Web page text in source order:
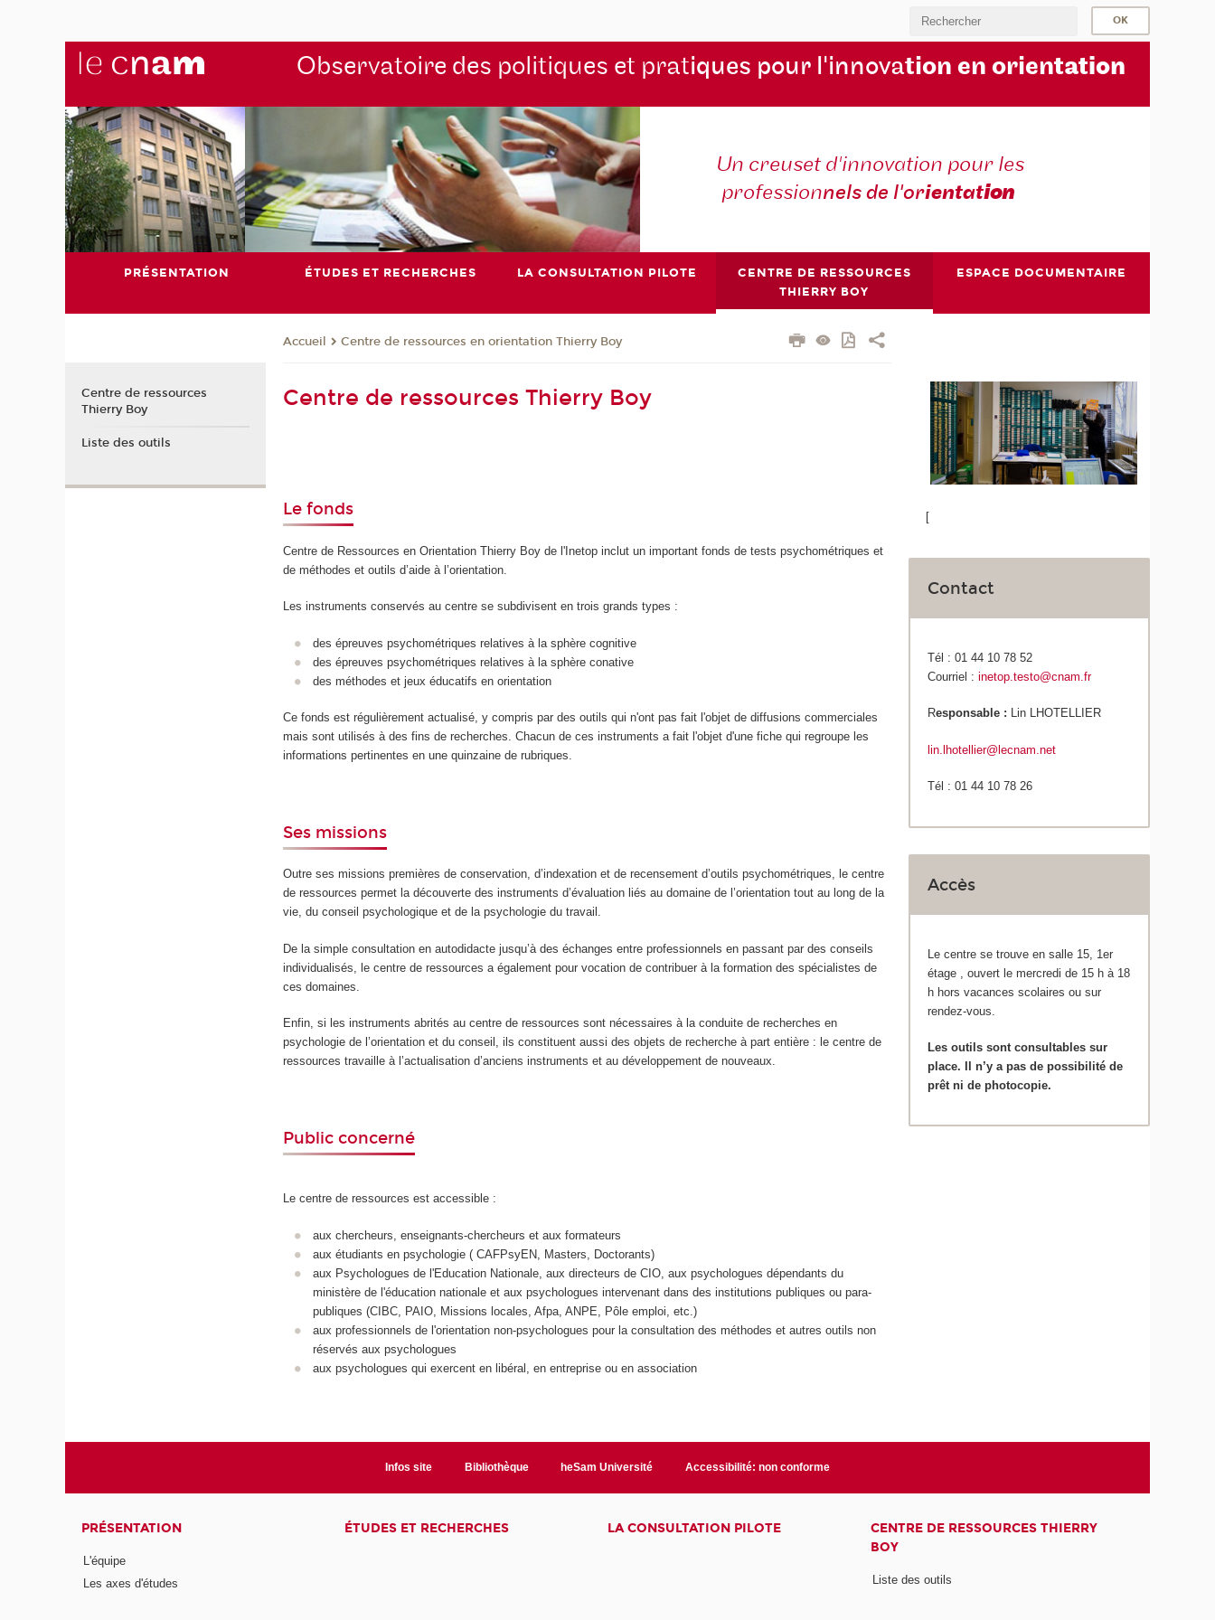
Observatoire des politiques et pratiques pour l'innovation en orientation
Un creuset d'innovation pour les
professionnels de l'orientation
PRÉSENTATION ÉTUDES ET RECHERCHES LA CONSULTATION PILOTE
CENTRE DE RESSOURCES
THIERRY BOY
ESPACE DOCUMENTAIRE
Accueil Centre de ressources en orientation Thierry Boy
Centre de ressources Thierry Boy
Le fonds
Centre de Ressources en Orientation Thierry Boy de l'Inetop inclut un important fonds de tests psychométriques et
de méthodes et outils d’aide à l’orientation.
Les instruments conservés au centre se subdivisent en trois grands types :
des épreuves psychométriques relatives à la sphère cognitive
des épreuves psychométriques relatives à la sphère conative
des méthodes et jeux éducatifs en orientation
Ce fonds est régulièrement actualisé, y compris par des outils qui n'ont pas fait l'objet de diffusions commerciales
mais sont utilisés à des fins de recherches. Chacun de ces instruments a fait l'objet d'une fiche qui regroupe les
informations pertinentes en une quinzaine de rubriques.
Ses missions
Outre ses missions premières de conservation, d’indexation et de recensement d’outils psychométriques, le centre
de ressources permet la découverte des instruments d’évaluation liés au domaine de l’orientation tout au long de la
vie, du conseil psychologique et de la psychologie du travail.
De la simple consultation en autodidacte jusqu’à des échanges entre professionnels en passant par des conseils
individualisés, le centre de ressources a également pour vocation de contribuer à la formation des spécialistes de
ces domaines.
Enfin, si les instruments abrités au centre de ressources sont nécessaires à la conduite de recherches en
psychologie de l’orientation et du conseil, ils constituent aussi des objets de recherche à part entière : le centre de
ressources travaille à l’actualisation d’anciens instruments et au développement de nouveaux.
Public concerné
Le centre de ressources est accessible :
aux chercheurs, enseignants-chercheurs et aux formateurs
aux étudiants en psychologie ( CAFPsyEN, Masters, Doctorants)
aux Psychologues de l'Education Nationale, aux directeurs de CIO, aux psychologues dépendants du
ministère de l'éducation nationale et aux psychologues intervenant dans des institutions publiques ou para-
publiques (CIBC, PAIO, Missions locales, Afpa, ANPE, Pôle emploi, etc.)
aux professionnels de l'orientation non-psychologues pour la consultation des méthodes et autres outils non
réservés aux psychologues
aux psychologues qui exercent en libéral, en entreprise ou en association
[
Contact
Tél : 01 44 10 78 52
Courriel :inetop.testo@cnam.fr
Responsable : Lin LHOTELLIER
lin.lhotellier@lecnam.net
Tél : 01 44 10 78 26
Accès
Le centre se trouve en salle 15, 1er
étage , ouvert le mercredi de 15 h à 18
h hors vacances scolaires ou sur
rendez-vous.
Les outils sont consultables sur
place. Il n’y a pas de possibilité de
prêt ni de photocopie.
Centre de ressources
Thierry Boy
Liste des outils
Infos site Bibliothèque heSam Université Accessibilité: non conforme
PRÉSENTATION
L'équipe
Les axes d'études
ÉTUDES ET RECHERCHES LA CONSULTATION PILOTE
CENTRE DE RESSOURCES THIERRY
BOY
Liste des outils